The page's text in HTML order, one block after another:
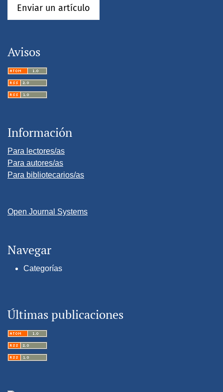
Enviar un artículo
Avisos
Información
Para lectores/as
Para autores/as
Para bibliotecarios/as
Open Journal Systems
Navegar
Categorías
Últimas publicaciones